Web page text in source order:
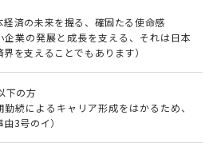
済の未来を握る、確固たる使命感
企業の発展と成⻑を⽀える、それは⽇本
界を⽀えることでもあります）
下の方
勤続によるキャリア形成をはかるため、
3号のイ）